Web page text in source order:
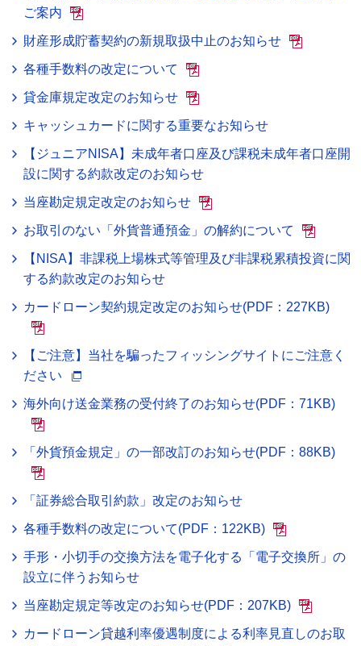
ご案内
財産形成貯蓄契約の新規取扱中止のお知らせ
各種手数料の改定について
貸金庫規定改定のお知らせ
キャッシュカードに関する重要なお知らせ
【ジュニアNISA】未成年者口座及び課税未成年者口座開
設に関する約款改定のお知らせ
当座勘定規定改定のお知らせ
お取引のない「外貨普通預金」の解約について
【NISA】非課税上場株式等管理及び非課税累積投資に関
する約款改定のお知らせ
カードローン契約規定改定のお知らせ(PDF：227KB)
【ご注意】当社を騙ったフィッシングサイトにご注意く
ださい
海外向け送金業務の受付終了のお知らせ(PDF：71KB)
「外貨預金規定」の一部改訂のお知らせ(PDF：88KB)
「証券総合取引約款」改定のお知らせ
各種手数料の改定について(PDF：122KB)
手形・小切手の交換方法を電子化する「電子交換所」の
設立に伴うお知らせ
当座勘定規定等改定のお知らせ(PDF：207KB)
カードローン貸越利率優遇制度による利率見直しのお取